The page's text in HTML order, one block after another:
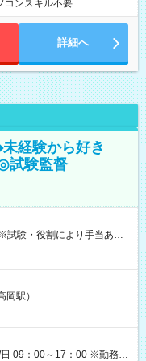
コンスキル不要
詳細へ
経験から好き
試験監督
前払い）オプションあ
間ほどで給与の一部を受け
（休憩1時間） 時給1,300円
日の役割により時給＋100
（休憩なし） 時給1,300
円＋交通費 【試用期
駅）
09：00～17：00 ※勤務時